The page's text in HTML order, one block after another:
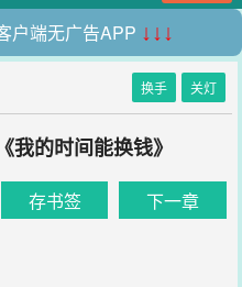
户端无广告APP ↓↓↓
换手 关灯
我的时间能换钱》
存书签 下一章